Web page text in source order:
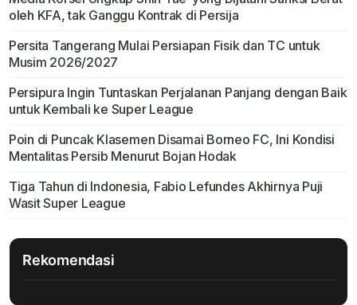
oleh KFA, tak Ganggu Kontrak di Persija
Persita Tangerang Mulai Persiapan Fisik dan TC untuk
Musim 2026/2027
Persipura Ingin Tuntaskan Perjalanan Panjang dengan Baik
untuk Kembali ke Super League
Poin di Puncak Klasemen Disamai Borneo FC, Ini Kondisi
Mentalitas Persib Menurut Bojan Hodak
Tiga Tahun di Indonesia, Fabio Lefundes Akhirnya Puji
Wasit Super League
Rekomendasi